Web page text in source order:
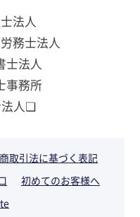
法人
務士法人
士法人
事務所
法人❏
取引法に基づく表記
初めてのお客様へ